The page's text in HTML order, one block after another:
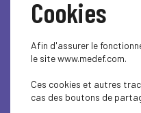
SOCIAL
SOCIAL
Cookies
Afin d'assurer le
le site www.medef.com.
Ces cookies et autres
cas des boutons de